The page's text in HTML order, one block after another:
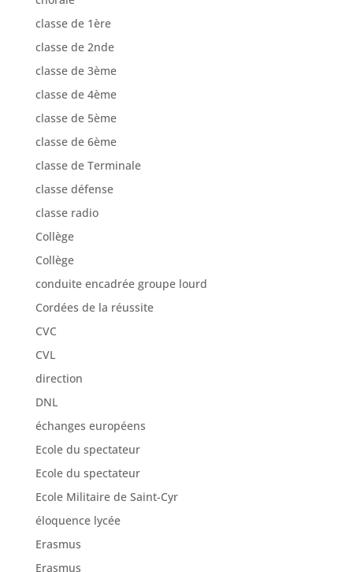
classe de 1ère
classe de 2nde
classe de 3ème
classe de 4ème
classe de 5ème
classe de 6ème
classe de Terminale
classe défense
classe radio
Collège
Collège
conduite encadrée groupe lourd
Cordées de la réussite
CVC
CVL
direction
DNL
échanges européens
Ecole du spectateur
Ecole du spectateur
Ecole Militaire de Saint-Cyr
éloquence lycée
Erasmus
Erasmus